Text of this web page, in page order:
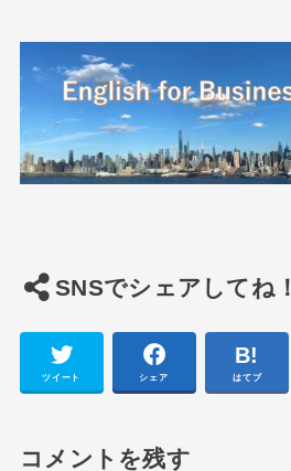
SNSでシェアしてね！
ツイート シェア はてブ
コメントを残す